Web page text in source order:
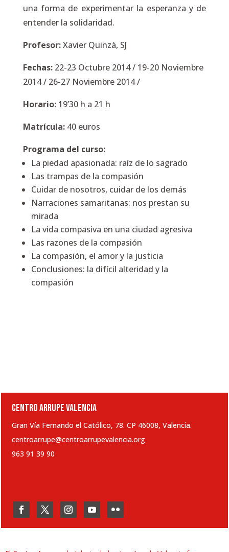
una forma de experimentar la esperanza y de
entender la solidaridad.
Profesor:Xavier Quinzà, SJ
Fechas: 22-23 Octubre 2014 / 19-20 Noviembre
2014 / 26-27 Noviembre 2014 /
Horario:19’30 h a 21 h
Matrícula:40 euros
Programa del curso:
La piedad apasionada: raíz de lo sagrado
Las trampas de la compasión
Cuidar de nosotros, cuidar de los demás
Narraciones samaritanas: nos prestan su
mirada
La vida compasiva en una ciudad agresiva
Las razones de la compasión
La compasión, el amor y la justicia
Conclusiones: la difícil alteridad y la
compasión
CENTRO ARRUPE VALENCIA
Gran Vía Fernando el Católico, 78. CP 46008, Valencia.
centroarrupe@centroarrupevalencia.org
963 91 39 90